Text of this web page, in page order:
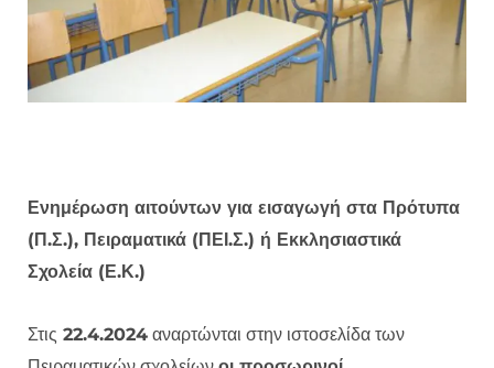
Ενημέρωση αιτούντων για εισαγωγή στα Πρότυπα
(Π.Σ.), Πειραματικά (ΠΕΙ.Σ.) ή Εκκλησιαστικά
Σχολεία (Ε.Κ.)
Στις 22.4.2024 αναρτώνται στην ιστοσελίδα των